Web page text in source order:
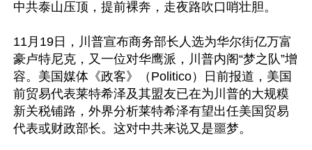
中共泰山压顶，提前裸奔，走夜路吹口哨壮胆。
11月19日，川普宣布商务部长人选为华尔街亿万富
豪卢特尼克，又一位对华鹰派，川普内阁“梦之队”增
容。美国媒体《政客》（Politico）日前报道，美国
前贸易代表莱特希泽及其盟友已在为川普的大规糢
新关税铺路，外界分析莱特希泽有望出任美国贸易
代表或财政部长。这对中共来说又是噩梦。